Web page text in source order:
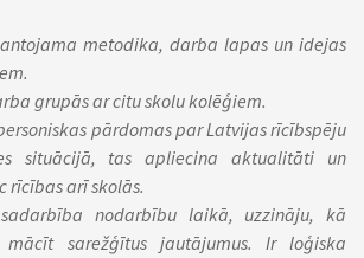
metodika, darba lapas un idejas
grupās ar citu skolu kolēģiem.
pārdomas par Latvijas rīcībspēju
situācijā, tas apliecina aktualitāti un
rīcības arī skolās.
nodarbību laikā, uzzināju, kā
mācīt sarežģītus jautājumus. Ir loģiska